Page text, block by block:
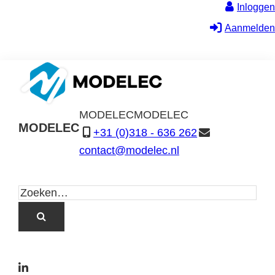
Inloggen
Aanmelden
MODELEC
MODELECMODELEC
+31 (0)318 - 636 262
contact@modelec.nl
L